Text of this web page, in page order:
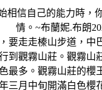
相信自己的能力時，
蘭妮.布朗
要走走榛山步道，中
到觀霧山莊。觀霧山
最多。觀霧山莊的櫻
三月中旬開滿白色櫻